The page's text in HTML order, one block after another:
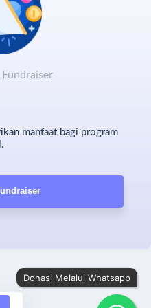
Qur’an
prasejahtera
lainnya
Fundraiser
manfaat bagi program
Donasi Melalui Whatsapp